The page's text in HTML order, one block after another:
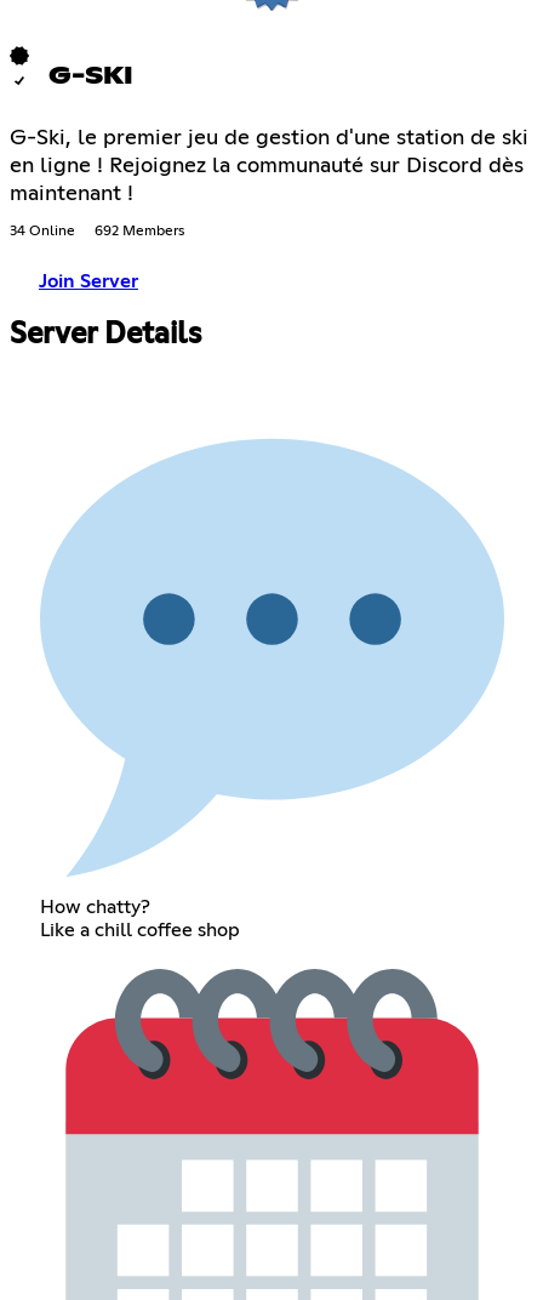
G-SKI
G-Ski, le premier jeu de gestion d'une station de ski
en ligne ! Rejoignez la communauté sur Discord dès
maintenant !
34 Online 692 Members
Join Server
Server Details
How chatty?
Like a chill coffee shop